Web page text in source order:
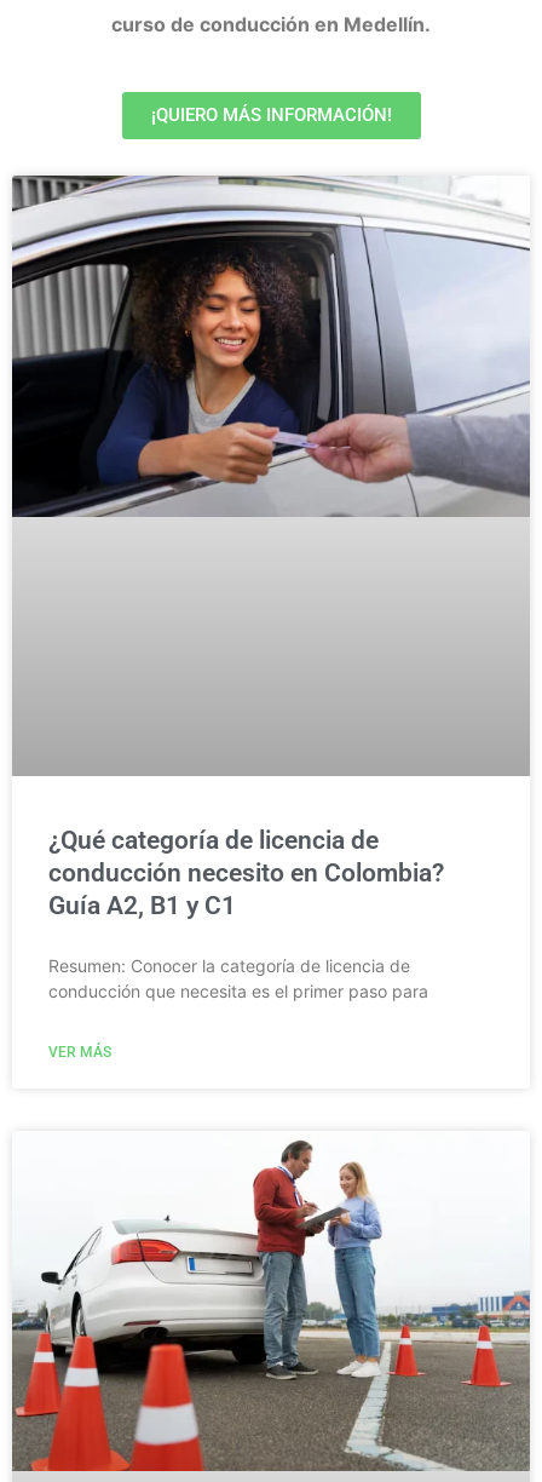
curso de conducción en Medellín.
¡QUIERO MÁS INFORMACIÓN!
¿Qué categoría de licencia de
conducción necesito en Colombia?
Guía A2, B1 y C1
Resumen: Conocer la categoría de licencia de
conducción que necesita es el primer paso para
VER MÁS